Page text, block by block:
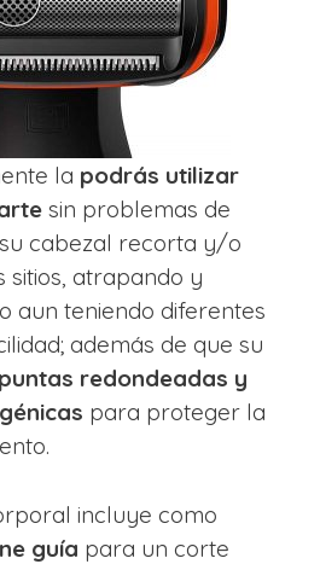
la podrás utilizar
sin problemas de
cabezal recorta y/o
sitios, atrapando y
aun teniendo diferentes
además de que su
puntas redondeadas y
para proteger la
incluye como
guía para un corte